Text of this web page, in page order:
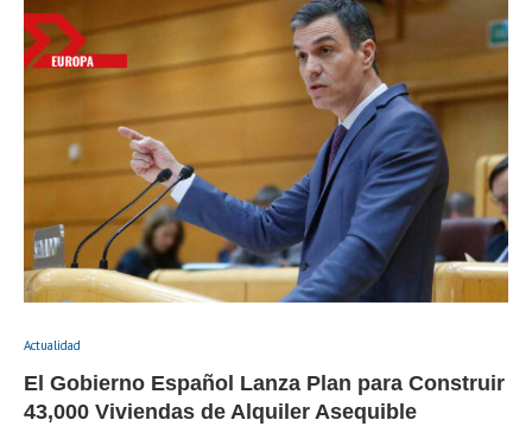
Actualidad
El Gobierno Español Lanza Plan para Construir
43,000 Viviendas de Alquiler Asequible